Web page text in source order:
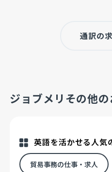
通訳の
ジョブメリその他
英語を活かせる人気
貿易事務の仕事・求人